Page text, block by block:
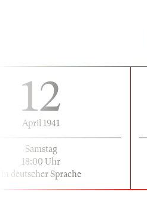
12
April 1941
Samstag
18:00 Uhr
in deutscher Sprache